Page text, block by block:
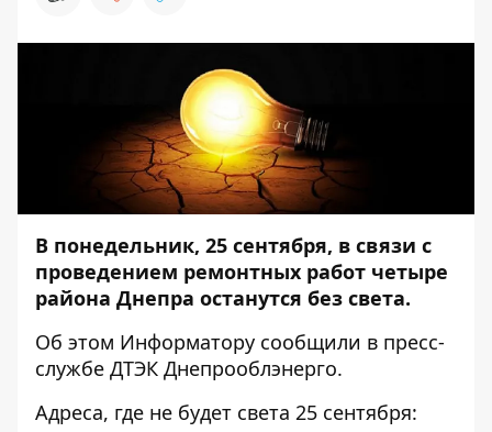
В понедельник, 25 сентября, в связи с
проведением ремонтных работ четыре
района Днепра останутся без света.
Об этом Информатору сообщили в пресс-
службе ДТЭК Днепрооблэнерго.
Адреса, где не будет света 25 сентября: